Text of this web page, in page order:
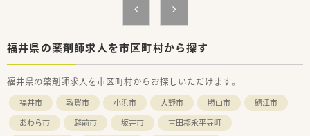
福井県の薬剤師求人を市区町村から探す
福井県の薬剤師求人を市区町村からお探しいただけます。
福井市 敦賀市 小浜市 大野市 勝山市
鯖江市
あわら市
越前市 坂井市
吉田郡永平寺町